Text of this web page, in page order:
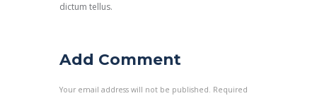
dictum tellus.
Add Comment
Your email address will not be published. Required